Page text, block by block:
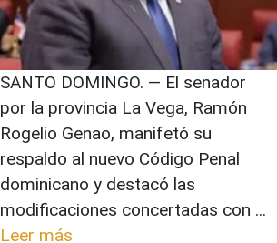
SANTO DOMINGO. — El senador
por la provincia La Vega, Ramón
Rogelio Genao, manifetó su
respaldo al nuevo Código Penal
dominicano y destacó las
modificaciones concertadas con ...
Leer más